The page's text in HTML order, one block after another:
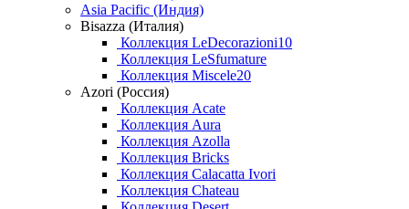
Asia Pacific (Индия)
Bisazza (Италия)
Коллекция LeDecorazioni10
Коллекция LeSfumature
Коллекция Miscele20
Azori (Россия)
Коллекция Acate
Коллекция Aura
Коллекция Azolla
Коллекция Bricks
Коллекция Calacatta Ivori
Коллекция Chateau